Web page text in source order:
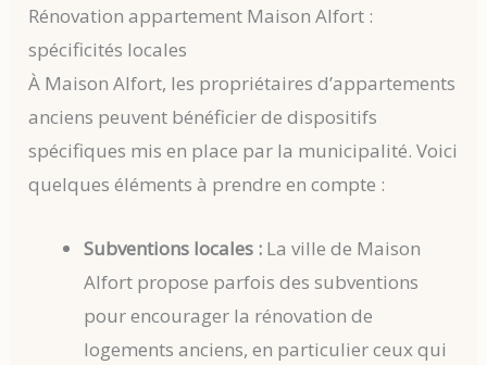
Rénovation appartement Maison Alfort :
spécificités locales
À Maison Alfort, les propriétaires d’appartements
anciens peuvent bénéficier de dispositifs
spécifiques mis en place par la municipalité. Voici
quelques éléments à prendre en compte :
Subventions locales : La ville de Maison
Alfort propose parfois des subventions
pour encourager la rénovation de
logements anciens, en particulier ceux qui